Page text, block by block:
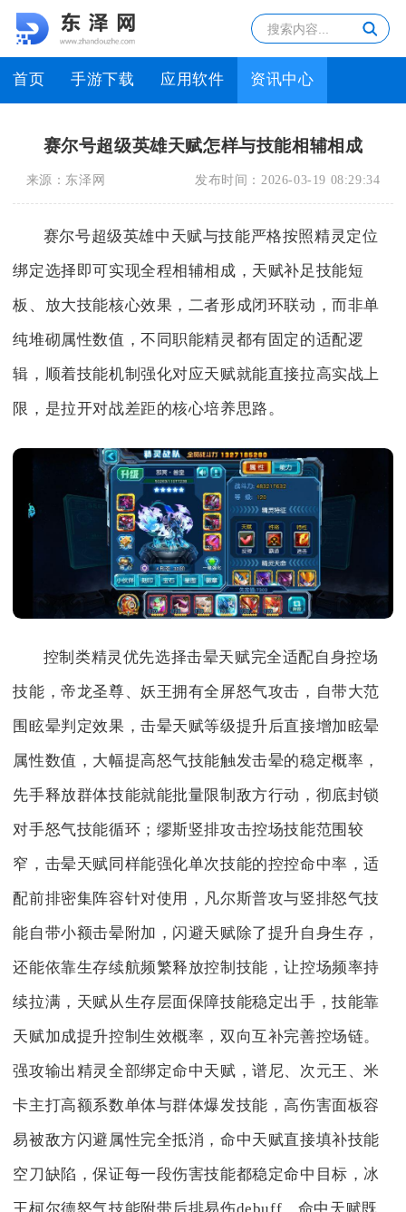
首页 手游下载 应用软件 资讯中心
赛尔号超级英雄天赋怎样与技能相辅相成
来源： 东泽网 发布时间： 2026-03-19 08:29:34
赛尔号超级英雄中天赋与技能严格按照精灵定位
绑定选择即可实现全程相辅相成，天赋补足技能短
板、放大技能核心效果，二者形成闭环联动，而非单
纯堆砌属性数值，不同职能精灵都有固定的适配逻
辑，顺着技能机制强化对应天赋就能直接拉高实战上
限，是拉开对战差距的核心培养思路。
控制类精灵优先选择击晕天赋完全适配自身控场
技能，帝龙圣尊、妖王拥有全屏怒气攻击，自带大范
围眩晕判定效果，击晕天赋等级提升后直接增加眩晕
属性数值，大幅提高怒气技能触发击晕的稳定概率，
先手释放群体技能就能批量限制敌方行动，彻底封锁
对手怒气技能循环；缪斯竖排攻击控场技能范围较
窄，击晕天赋同样能强化单次技能的控控命中率，适
配前排密集阵容针对使用，凡尔斯普攻与竖排怒气技
能自带小额击晕附加，闪避天赋除了提升自身生存，
还能依靠生存续航频繁释放控制技能，让控场频率持
续拉满，天赋从生存层面保障技能稳定出手，技能靠
天赋加成提升控制生效概率，双向互补完善控场链。
强攻输出精灵全部绑定命中天赋，谱尼、次元王、米
卡主打高额系数单体与群体爆发技能，高伤害面板容
易被敌方闪避属性完全抵消，命中天赋直接填补技能
空刀缺陷，保证每一段伤害技能都稳定命中目标，冰